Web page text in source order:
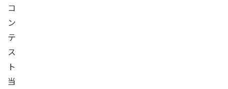
コ
ン
テ
ス
ト
当